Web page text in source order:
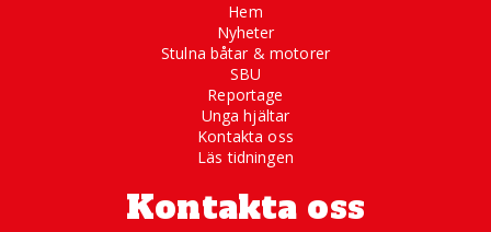
Hem
Nyheter
Stulna båtar & motorer
SBU
Reportage
Unga hjältar
Kontakta oss
Läs tidningen
Kontakta oss